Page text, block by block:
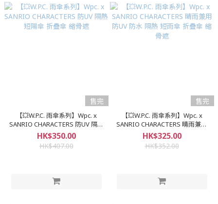
售完
【💥W.P.C. 雨傘系列】Wpc. x
SANRIO CHARACTERS 防UV 隔熱
短陽傘 折疊傘 縮骨遮
HK$350.00
HK$407.00
售完
【💥W.P.C. 雨傘系列】Wpc. x
SANRIO CHARACTERS 晴雨兼用
防UV 防水 隔熱 短雨傘 折疊傘 縮
骨遮
HK$325.00
HK$352.00